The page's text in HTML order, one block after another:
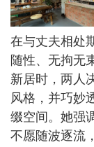
在与丈夫相处
随性、无拘无
新居时，两人
风格，并巧妙
缀空间。她强
不愿随波逐流